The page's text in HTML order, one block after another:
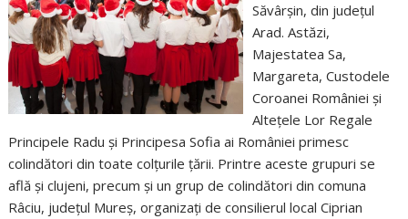
Săvârșin, din județul
Arad. Astăzi,
Majestatea Sa,
Margareta, Custodele
Coroanei României și
Altețele Lor Regale
Principele Radu și Principesa Sofia ai României primesc
colindători din toate colțurile țării. Printre aceste grupuri se
află și clujeni, precum și un grup de colindători din comuna
Râciu, județul Mureș, organizați de consilierul local Ciprian